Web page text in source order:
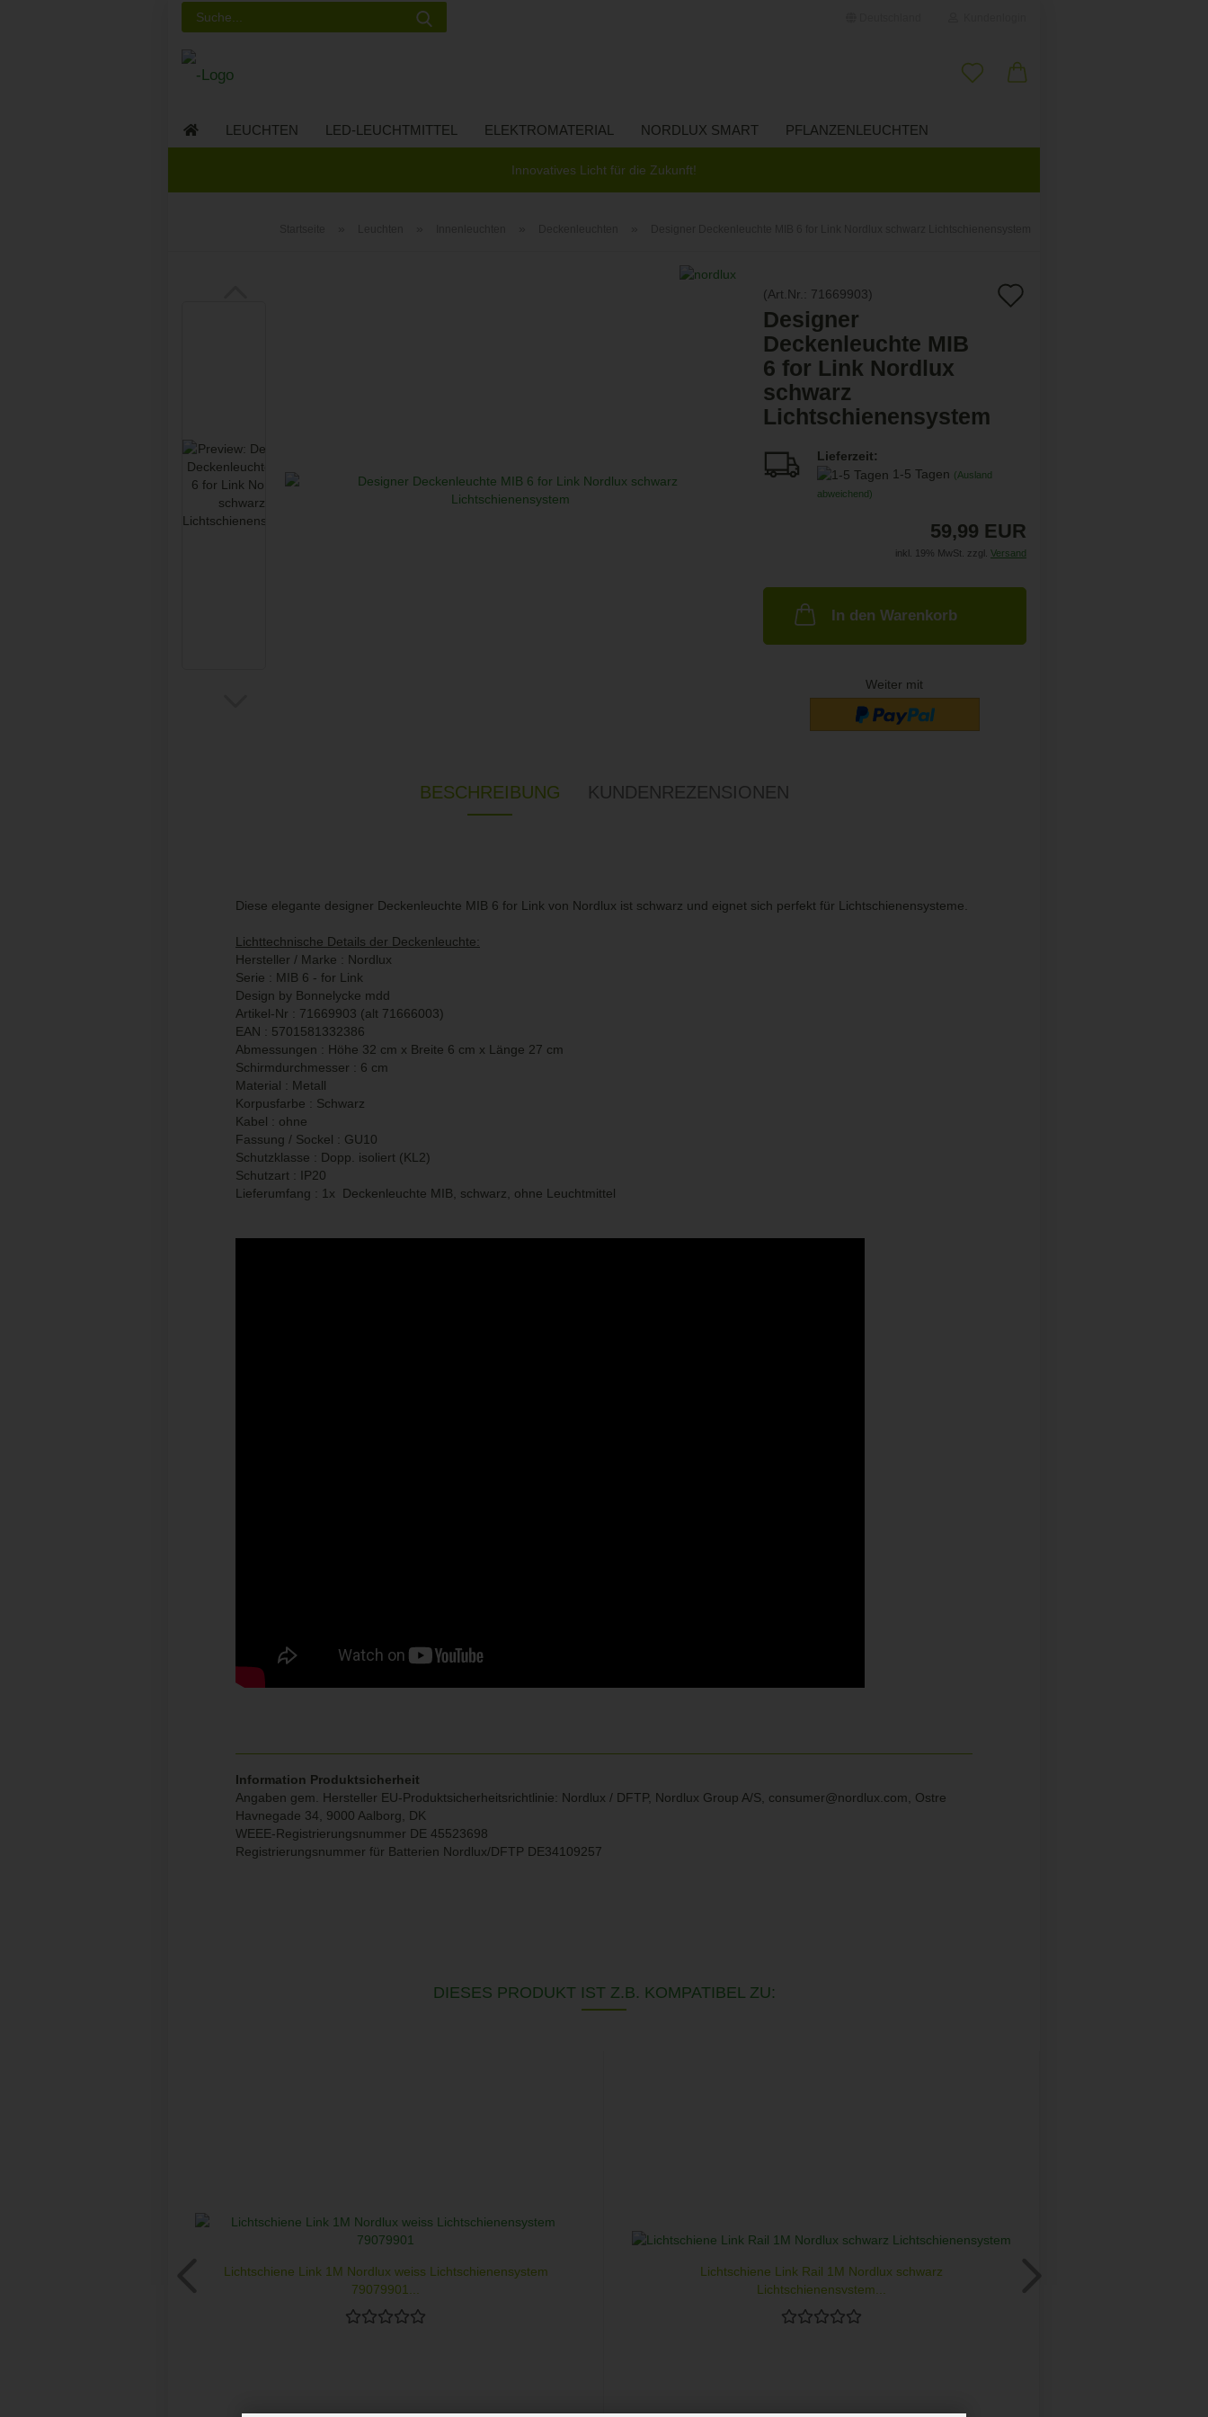
Passwort vergessen?
Innovatives Licht für die Zukunft!
LEUCHTEN LED-LEUCHTMITTEL ELEKTROMATERIAL NORDLUX SMART PFLANZENLEUCHTEN
(Art.Nr.: 71669903)
Designer
Deckenleuchte MIB
6 for Link Nordlux
schwarz
Lichtschienensystem
Lieferzeit:
1-5 Tagen (Ausland
abweichend)
59,99 EUR
inkl. 19% MwSt. zzgl. Versand
In den Warenkorb
Weiter mit
BESCHREIBUNG KUNDENREZENSIONEN
Diese elegante designer Deckenleuchte MIB 6 for Link von Nordlux ist schwarz und eignet sich perfekt für Lichtschienensysteme.
Lichttechnische Details der Deckenleuchte:
Hersteller / Marke : Nordlux
Serie : MIB 6 - for Link
Design by Bonnelycke mdd
Artikel-Nr : 71669903 (alt 71666003)
EAN : 5701581332386
Abmessungen : Höhe 32 cm x Breite 6 cm x Länge 27 cm
Schirmdurchmesser : 6 cm
Material : Metall
Korpusfarbe : Schwarz
Kabel : ohne
Fassung / Sockel : GU10
Schutzklasse : Dopp. isoliert (KL2)
Schutzart : IP20
Lieferumfang : 1x Deckenleuchte MIB, schwarz, ohne Leuchtmittel
Information Produktsicherheit
Angaben gem. Hersteller EU-Produktsicherheitsrichtlinie: Nordlux / DFTP, Nordlux Group A/S, consumer@nordlux.com, Ostre
Havnegade 34, 9000 Aalborg, DK
WEEE-Registrierungsnummer DE 45523698
Registrierungsnummer für Batterien Nordlux/DFTP DE34109257
DIESES PRODUKT IST Z.B. KOMPATIBEL ZU:
Lichtschiene Link 1M Nordlux weiss Lichtschienensystem
79079901...
Lichtschiene Link Rail 1M Nordlux schwarz
Lichtschienensystem...